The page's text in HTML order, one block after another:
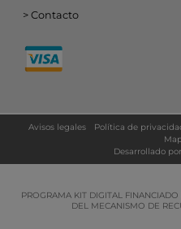
Contacto
Avisos legales Política de
Desarrollado por
PROGRAMA KIT DIGITAL
DEL MECANISMO DE